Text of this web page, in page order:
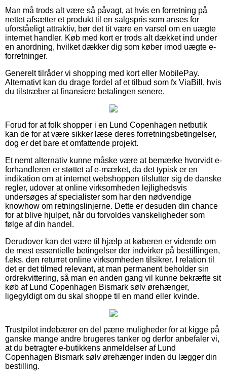
Man må trods alt være så påvagt, at hvis en forretning på
nettet afsætter et produkt til en salgspris som anses for
uforståeligt attraktiv, bør det tit være en varsel om en uægte
internet handler. Køb med kort er trods alt dækket ind under
en anordning, hvilket dækker dig som køber imod uægte e-
forretninger.
Generelt tilråder vi shopping med kort eller MobilePay.
Alternativt kan du drage fordel af et tilbud som fx ViaBill, hvis
du tilstræber at finansiere betalingen senere.
Forud for at folk shopper i en Lund Copenhagen netbutik
kan de for at være sikker læse deres forretningsbetingelser,
dog er det bare et omfattende projekt.
Et nemt alternativ kunne måske være at bemærke hvorvidt e-
forhandleren er støttet af e-mærket, da det typisk er en
indikation om at internet webshoppen tilslutter sig de danske
regler, udover at online virksomheden lejlighedsvis
undersøges af specialister som har den nødvendige
knowhow om retningslinjerne. Dette er desuden din chance
for at blive hjulpet, når du forvoldes vanskeligheder som
følge af din handel.
Derudover kan det være til hjælp at køberen er vidende om
de mest essentielle betingelser der indvirker på bestillingen,
f.eks. den returret online virksomheden tilsikrer. I relation til
det er det tilmed relevant, at man permanent beholder sin
ordrekvittering, så man en anden gang vil kunne bekræfte sit
køb af Lund Copenhagen Bismark sølv ørehænger,
ligegyldigt om du skal shoppe til en mand eller kvinde.
Trustpilot indebærer en del pæne muligheder for at kigge på
ganske mange andre brugeres tanker og derfor anbefaler vi,
at du betragter e-butikkens anmeldelser af Lund
Copenhagen Bismark sølv ørehænger inden du lægger din
bestilling.